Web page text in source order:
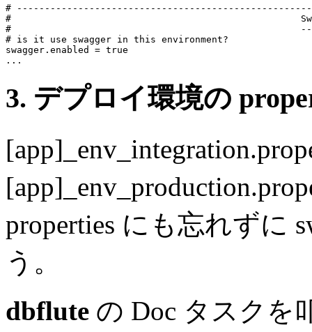
#
#
#
# is it use swagger in this environment?
swagger.enabled
= true
...
3. デプロイ環境の
properties にも忘れずに
う。
dbflute の Doc タスクを